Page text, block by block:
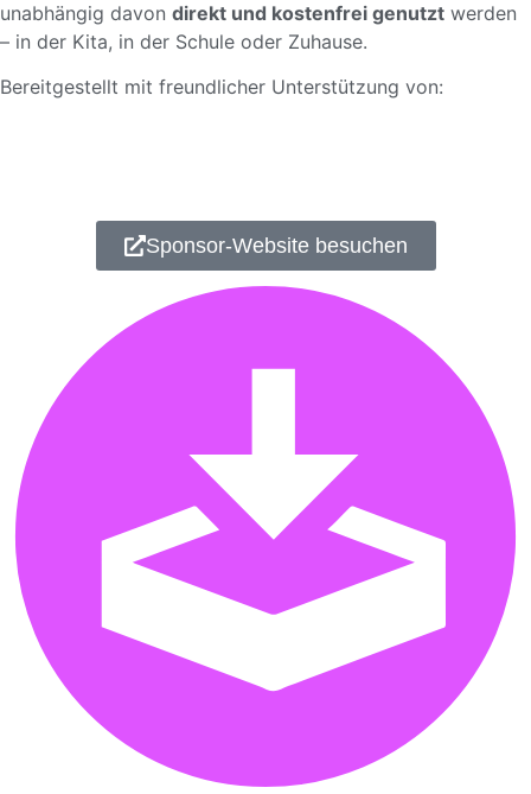
unabhängig davon direkt und kostenfrei genutzt werden
– in der Kita, in der Schule oder Zuhause.
Bereitgestellt mit freundlicher Unterstützung von:
Sponsor-Website besuchen